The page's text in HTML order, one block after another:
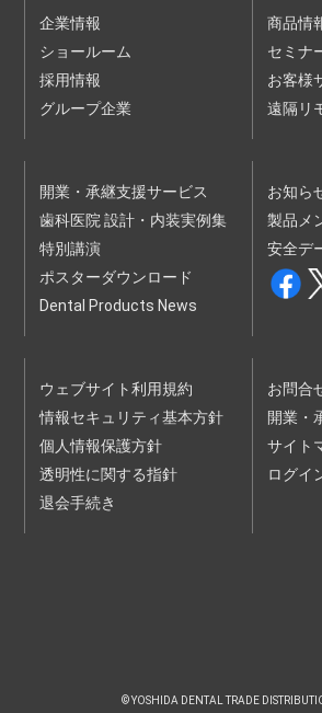
２ 前項の申込はお客様ご自身で行わなけ
３ 第１項の受講登録に際し、当社はお客
４ 当社は、お客様の申込順に受講登録を
ウェブサイトに掲載されます。
６ 当社は、以下の各号のいずれかに該
は、承諾をしないことがあります。
（２）過去に本規約の違反等を理由とし
止、本セミナー等利用契約の解除等の処
（３）暴力団、暴力団員、暴力団関係企
標ぼうゴロ、政治運動標ぼうゴロ、特
（４）未成年者、被後見人、被保佐人ま
（５）その他、当社が合理的な根拠により
合
第３条（受講条件等）
１ 本サービスは、申込をされた本人以外
２ 受講には、受講者１人１台のデバイ
す。
ーター、利用環境、通信機器、通信回
（１）法令もしくは本規約に違反する行為
（２）講演会・セミナー受講のためのID
企業情報
ショールーム
採用情報
グループ企業
商品情
セミナ
お客様
遠隔リ
開業・承継支援サービス
歯科医院 設計・内装実例集
特別講演
ポスターダウンロード
Dental Products News
お知ら
製品メ
安全デ
ウェブサイト利用規約
情報セキュリティ基本方針
個人情報保護方針
透明性に関する指針
退会手続き
お問合
開業・
サイト
ログイ
© YOSHIDA DENTAL TRADE